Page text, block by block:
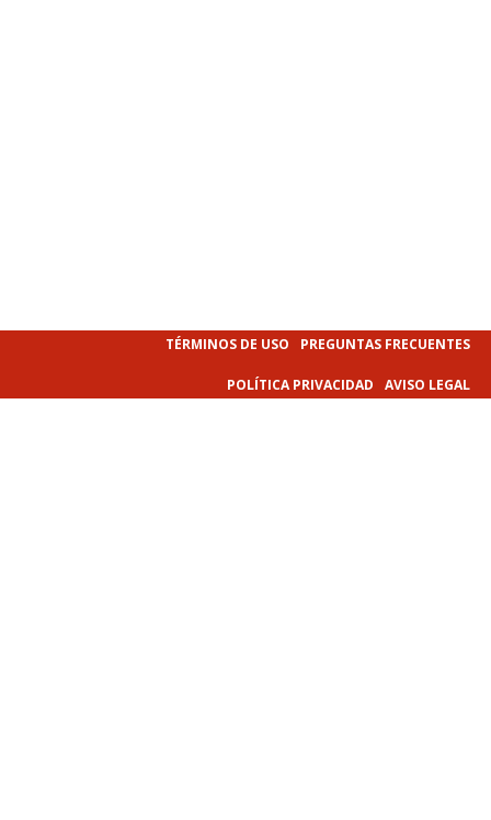
TÉRMINOS DE USO PREGUNTAS FRECUENTES
POLÍTICA PRIVACIDAD AVISO LEGAL